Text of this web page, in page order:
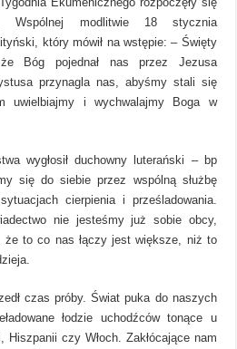
Wspólnej modlitwie 18 stycznia
który mówił na wstępie: – Święty
Bóg pojednał nas przez Jezusa
przynagla nas, abyśmy stali się
uwielbiajmy i wychwalajmy Boga w
wygłosił duchowny luterański – bp
się do siebie przez wspólną służbę
cierpienia i prześladowania.
nie jesteśmy już sobie obcy,
że to co nas łączy jest większe, niż to
czas próby. Świat puka do naszych
łodzie uchodźców tonące u
Hiszpanii czy Włoch. Zakłócające nam